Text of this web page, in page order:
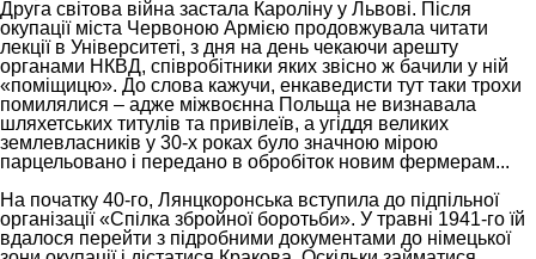
Друга світова війна застала Кароліну у Львові. Після
окупації міста Червоною Армією продовжувала читати
лекції в Університеті, з дня на день чекаючи арешту
органами НКВД, співробітники яких звісно ж бачили у ній
«поміщицю». До слова кажучи, енкаведисти тут таки трохи
помилялися – адже міжвоєнна Польща не визнавала
шляхетських титулів та привілеїв, а угіддя великих
землевласників у 30-х роках було значною мірою
парцельовано і передано в обробіток новим фермерам...
На початку 40-го, Лянцкоронська вступила до підпільної
організації «Спілка збройної боротьби». У травні 1941-го їй
вдалося перейти з підробними документами до німецької